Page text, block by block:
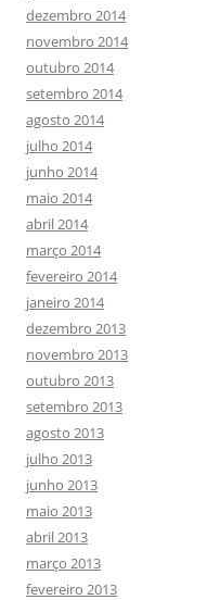
dezembro 2014
novembro 2014
outubro 2014
setembro 2014
agosto 2014
julho 2014
junho 2014
maio 2014
abril 2014
março 2014
fevereiro 2014
janeiro 2014
dezembro 2013
novembro 2013
outubro 2013
setembro 2013
agosto 2013
julho 2013
junho 2013
maio 2013
abril 2013
março 2013
fevereiro 2013